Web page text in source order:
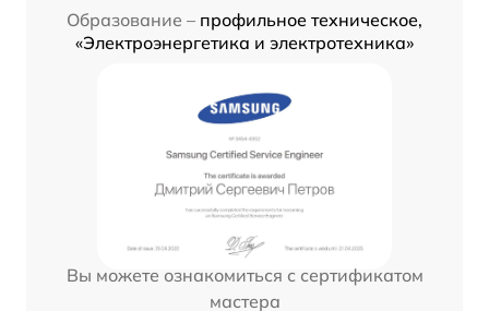
Образование – профильное техническое,
«Электроэнергетика и электротехника»
Вы можете ознакомиться с сертификатом
мастера